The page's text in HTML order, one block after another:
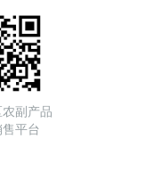
副产品
售平台